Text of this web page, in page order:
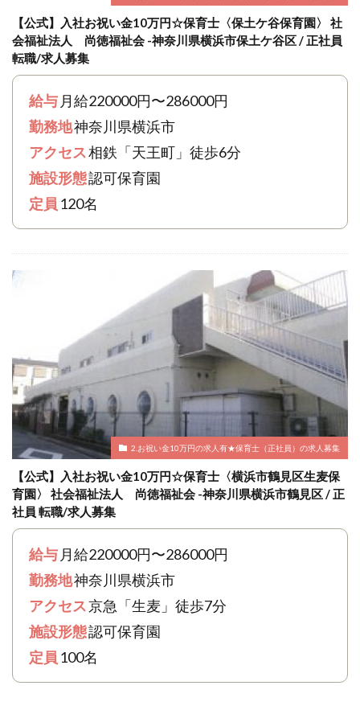
【公式】入社お祝い金10万円☆保育士〈保土ケ谷保育園〉 社
会福祉法人 尚徳福祉会 -神奈川県横浜市保土ケ谷区 / 正社員
転職/求人募集
給与 月給220000円〜286000円
勤務地神奈川県横浜市
アクセス相鉄「天王町」徒歩6分
施設形態認可保育園
定員 120名
2.お祝い金10万円の求人有★保育士（正社員）の求人募集
【公式】入社お祝い金10万円☆保育士〈横浜市鶴見区生麦保
育園〉 社会福祉法人 尚徳福祉会 -神奈川県横浜市鶴見区 / 正
社員 転職/求人募集
給与 月給220000円〜286000円
勤務地神奈川県横浜市
アクセス京急「生麦」徒歩7分
施設形態認可保育園
定員 100名